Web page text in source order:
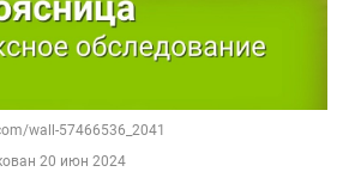
wall-57466536_2041
20 июн 2024